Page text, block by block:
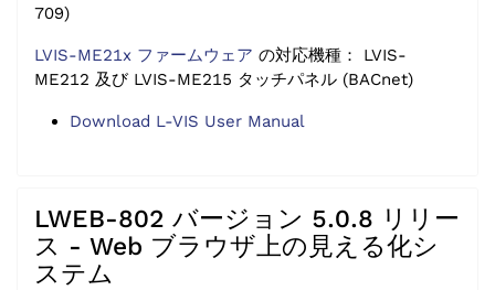
709)
LVIS-ME21x ファームウェア の対応機種： LVIS-
ME212 及び LVIS-ME215 タッチパネル (BACnet)
Download L-VIS User Manual
LWEB-802 バージョン 5.0.8 リリー
ス - Web ブラウザ上の見える化シ
ステム